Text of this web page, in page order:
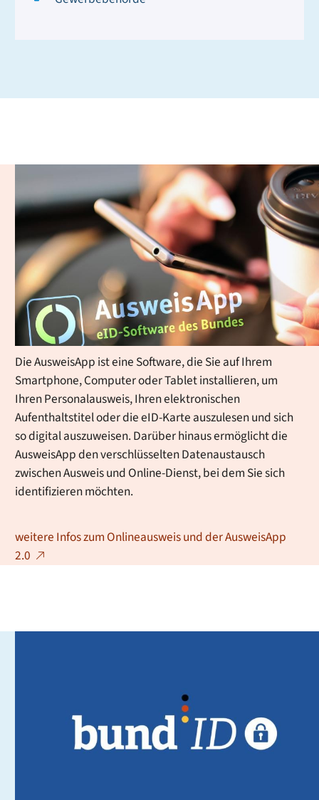
Digitaler Personalausweis
und AusweisApp 2.0
Mit Ihrem Online-Ausweis können Sie Ihre Identität bei
digital beantragbaren Leistungen gegenüber Behörden
oder Unternehmen sicher nachweisen. Ihre
Ausweiskarte ist dafür zusätzlich mit einem Chip
ausgestattet.
Die AusweisApp ist eine Software, die Sie auf Ihrem
Smartphone, Computer oder Tablet installieren, um
Ihren Personalausweis, Ihren elektronischen
Aufenthaltstitel oder die eID-Karte auszulesen und sich
so digital auszuweisen. Darüber hinaus ermöglicht die
AusweisApp den verschlüsselten Datenaustausch
zwischen Ausweis und Online-Dienst, bei dem Sie sich
identifizieren möchten.
weitere Infos zum Onlineausweis und der AusweisApp
2.0
Mit der BundID erhalten Sie im Rahmen des
Onlinezugangsgesetzes (OZG) ein zentrales Konto, mit
dem Sie sich online gegenüber Behörden ausweisen